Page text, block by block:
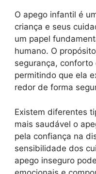
O apego infantil é
criança e seus
um papel
humano. O
segurança, conforto
permitindo que ela
redor de forma
Existem diferentes
mais saudável o
pela confiança na
sensibilidade dos
apego inseguro